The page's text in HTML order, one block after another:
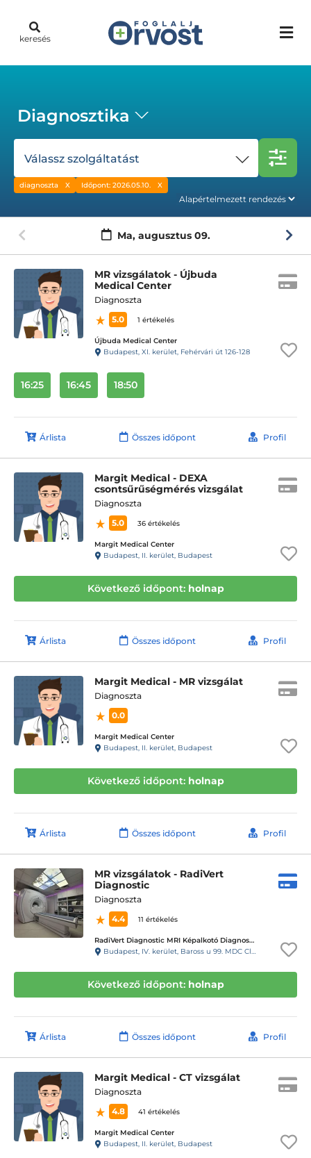
keresés
Diagnosztika
Válassz szolgáltatást
diagnoszta Időpont: 2026.05.10.
Ma, augusztus 09.
MR vizsgálatok - Újbuda
Medical Center
Diagnoszta
5.0
1 értékelés
Újbuda Medical Center
Budapest, XI. kerület, Fehérvári út 126-128
16:25 16:45 18:50
Árlista Összes időpont Profil
Margit Medical - DEXA
csontsűrűségmérés vizsgálat
Diagnoszta
5.0
36 értékelés
Margit Medical Center
Budapest, II. kerület, Budapest
Következő időpont: holnap
Árlista Összes időpont Profil
Margit Medical - MR vizsgálat
Diagnoszta
0.0
Margit Medical Center
Budapest, II. kerület, Budapest
Következő időpont: holnap
Árlista Összes időpont Profil
MR vizsgálatok - RadiVert
Diagnostic
Diagnoszta
4.4
11 értékelés
RadiVert Diagnostic MRI Képalkotó Diagnosztikai Központ
Budapest, IV. kerület, Baross u 99. MDC Clinic Egészségügyi és Diagnosztikai Center
Következő időpont: holnap
Árlista Összes időpont Profil
Margit Medical - CT vizsgálat
Diagnoszta
4.8
41 értékelés
Margit Medical Center
Budapest, II. kerület, Budapest